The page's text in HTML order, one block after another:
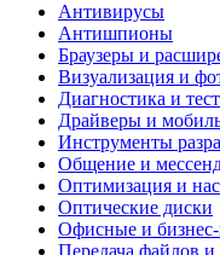
Антивирусы
Антишпионы
Браузеры и
Визуализация и
Диагностика и
Драйверы и
Инструменты
Общение и
Оптимизация и
Оптические диски
Офисные и